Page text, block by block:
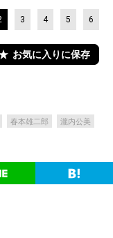
3 4 5 6
お気に入りに保存
春本雄二郎
瀧内公美